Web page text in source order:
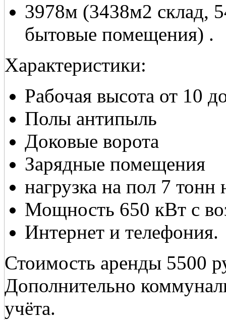
3978м (3438м2 склад,
бытовые помещения) .
Характеристики:
Рабочая высота от 10
Полы антипыль
Доковые ворота
Зарядные помещения
нагрузка на пол 7 тонн
Мощность 650 кВт с
Интернет и телефония.
Стоимость аренды 5500
Дополнительно
учёта.